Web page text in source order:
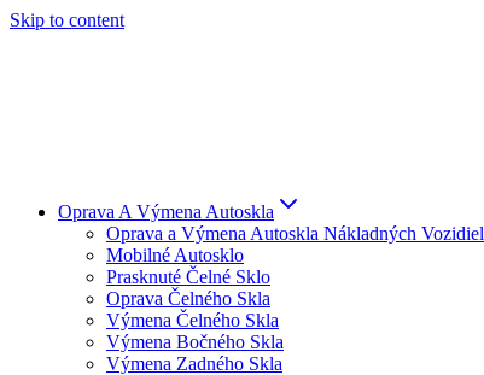
Skip to content
Oprava A Výmena Autoskla
Oprava a Výmena Autoskla Nákladných Vozidiel
Mobilné Autosklo
Prasknuté Čelné Sklo
Oprava Čelného Skla
Výmena Čelného Skla
Výmena Bočného Skla
Výmena Zadného Skla